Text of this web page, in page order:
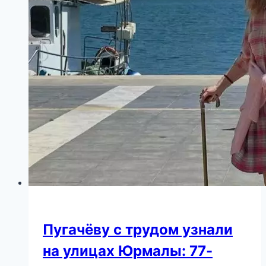
Пугачёву с трудом узнали
на улицах Юрмалы: 77-